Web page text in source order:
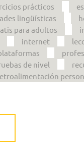
prácticos
lingüísticas
para adultos
internet
de nivel